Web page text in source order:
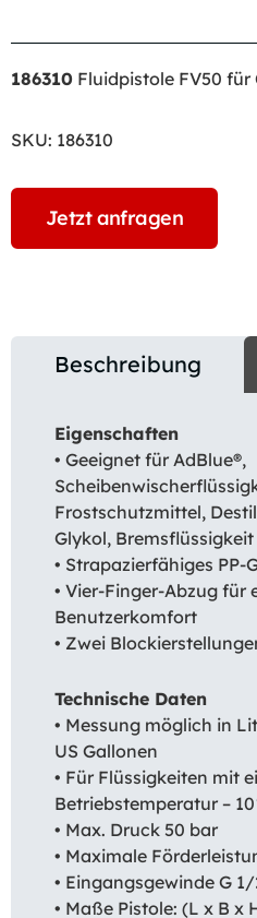
186310 Fluidpistole FV50
SKU: 186310
Jetzt anfragen
Beschreibung
Eigenschaften
• Geeignet für AdBlue®,
Frostschutzmittel,
Glykol, Bremsflüssigkeit
• Strapazierfähiges PP-
• Vier-Finger-Abzug für
Benutzerkomfort
• Zwei
Technische Daten
• Messung möglich in
US Gallonen
• Für Flüssigkeiten mit
Betriebstemperatur –
• Max. Druck 50 bar
• Maximale
• Eingangsgewinde G 1/
• Maße Pistole: (L x B x